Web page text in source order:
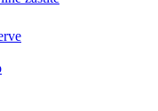
poslove
zaštite